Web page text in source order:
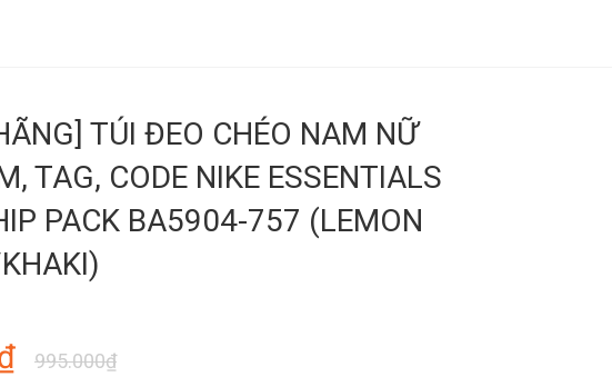
TÚI ĐEO CHÉO NAM NỮ
TAG, CODE NIKE ESSENTIALS
PACK BA5904-757 (LEMON
995.000₫